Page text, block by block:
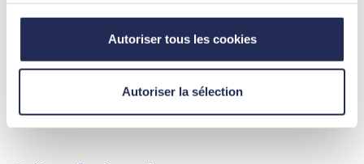
Autoriser tous les cookies
Autoriser la sélection
Prêt étude et formation
Prêt vacances